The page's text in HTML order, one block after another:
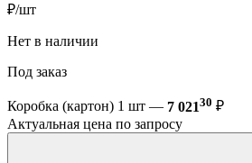
₽/шт
Нет в наличии
Под заказ
Коробка (картон) 1 шт — 7 02130 ₽
Актуальная цена по запросу